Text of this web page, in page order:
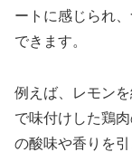
ートに感じられ
できます。
例えば、レモン
で味付けした鶏
の酸味や香りを